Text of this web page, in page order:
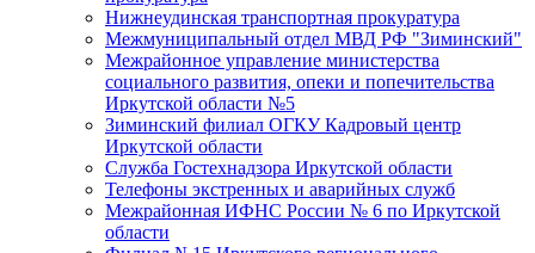
Нижнеудинская транспортная прокуратура
Межмуниципальный отдел МВД РФ "Зиминский"
Межрайонное управление министерства
социального развития, опеки и попечительства
Иркутской области №5
Зиминский филиал ОГКУ Кадровый центр
Иркутской области
Служба Гостехнадзора Иркутской области
Телефоны экстренных и аварийных служб
Межрайонная ИФНС России № 6 по Иркутской
области